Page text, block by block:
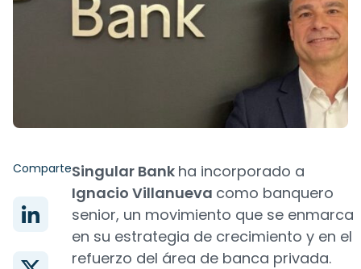
ComparteSingular Bank ha incorporado a
Ignacio Villanueva como banquero
senior, un movimiento que se enmarca
en su estrategia de crecimiento y en el
refuerzo del área de banca privada.